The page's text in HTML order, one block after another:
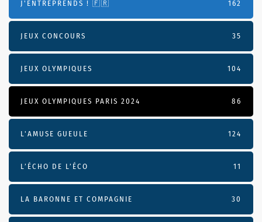
J'ENTREPRENDS ! 🇫🇷 162
JEUX CONCOURS 35
JEUX OLYMPIQUES 104
JEUX OLYMPIQUES PARIS 2024 86
L'AMUSE GUEULE 124
L’ÉCHO DE L’ÉCO 11
LA BARONNE ET COMPAGNIE 30